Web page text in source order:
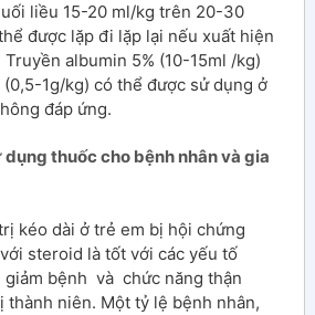
liều 15-20 ml/kg trên 20-30
được lặp đi lặp lại nếu xuất hiện
albumin 5% (10-15ml /kg)
(0,5-1g/kg) có thể được sử dụng ở
đáp ứng.
thuốc cho bệnh nhân và gia
kéo dài ở trẻ em bị hội chứng
steroid là tốt với các yếu tố
giảm bệnh và chức năng thận
thành niên. Một tỷ lệ bệnh nhân,